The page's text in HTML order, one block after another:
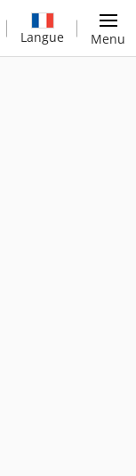
Langue Menu